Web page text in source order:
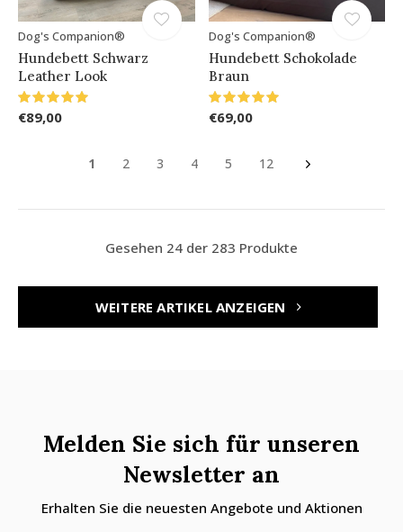
Dog's Companion®
Hundebett Schwarz
Leather Look
€89,00
Dog's Companion®
Hundebett Schokolade
Braun
€69,00
1 2 3 4 5 12
Gesehen 24 der 283 Produkte
WEITERE ARTIKEL ANZEIGEN
Melden Sie sich für unseren
Newsletter an
Erhalten Sie die neuesten Angebote und Aktionen